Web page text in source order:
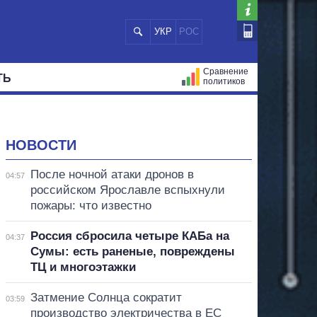
УКР РОС
Сравнение
политиков
НОВОСТИ
04:57
После ночной атаки дронов в
российском Ярославле вспыхнули
пожары: что известно
04:37
Россия сбросила четыре КАБа на
Сумы: есть раненые, повреждены
ТЦ и многоэтажки
03:59
Затмение Солнца сократит
производство электричества в ЕС